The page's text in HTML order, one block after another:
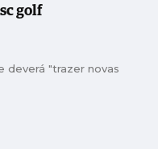
golf
deverá "trazer novas